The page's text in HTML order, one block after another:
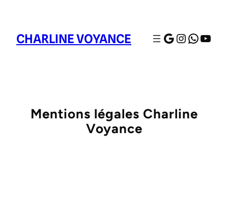
CHARLINE VOYANCE Google
Mentions légales Charline
Voyance